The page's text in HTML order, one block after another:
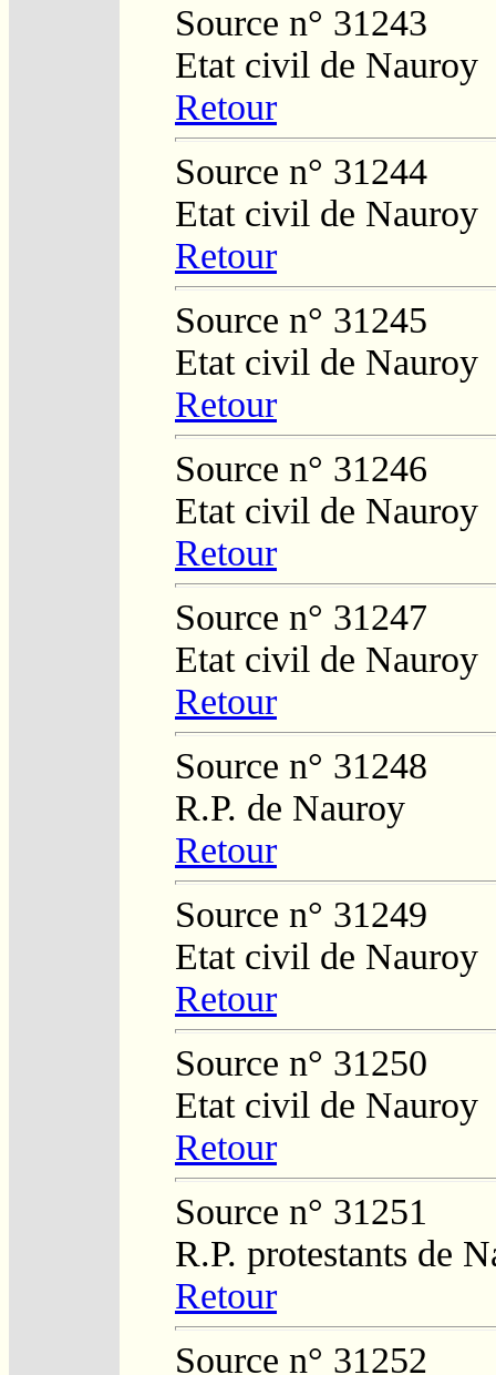
Source n° 31243
Etat civil de Nauroy
Retour
Source n° 31244
Etat civil de Nauroy
Retour
Source n° 31245
Etat civil de Nauroy
Retour
Source n° 31246
Etat civil de Nauroy
Retour
Source n° 31247
Etat civil de Nauroy
Retour
Source n° 31248
R.P. de Nauroy
Retour
Source n° 31249
Etat civil de Nauroy
Retour
Source n° 31250
Etat civil de Nauroy
Retour
Source n° 31251
R.P. protestants de
Retour
Source n° 31252